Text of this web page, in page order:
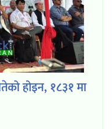
होइन, १८३१ मा